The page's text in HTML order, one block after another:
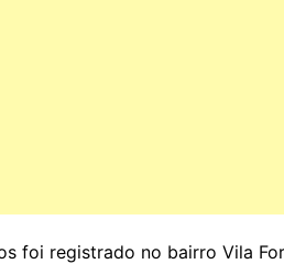
foi registrado no bairro Vila